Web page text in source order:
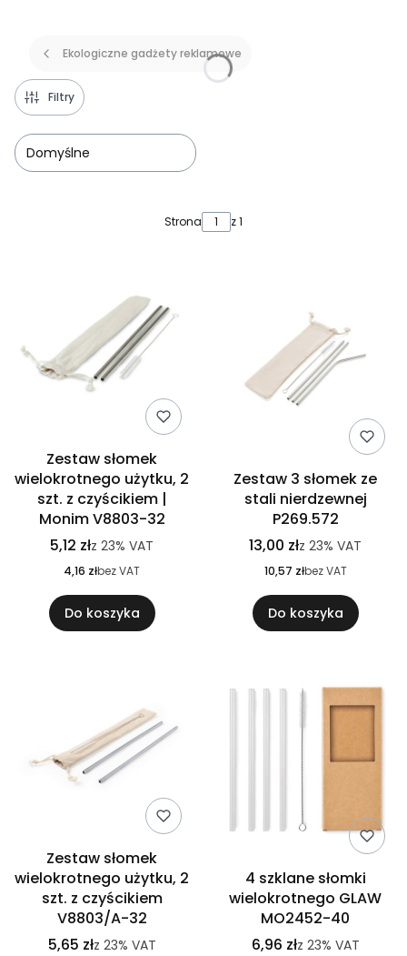
Ekologiczne gadżety reklamowe
Filtry
Domyślne
Strona z 1
Zestaw słomek
wielokrotnego użytku, 2
szt. z czyścikiem |
Monim V8803-32
5,12 złz 23% VAT
4,16 złbez VAT
Do koszyka
Zestaw 3 słomek ze
stali nierdzewnej
P269.572
13,00 złz 23% VAT
10,57 złbez VAT
Do koszyka
Zestaw słomek
wielokrotnego użytku, 2
szt. z czyścikiem
V8803/A-32
5,65 złz 23% VAT
4 szklane słomki
wielokrotnego GLAW
MO2452-40
6,96 złz 23% VAT